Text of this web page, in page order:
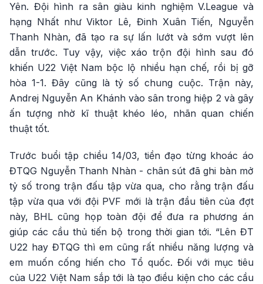
Yên. Đội hình ra sân giàu kinh nghiệm V.League và
hạng Nhất như Viktor Lê, Đinh Xuân Tiến, Nguyễn
Thanh Nhàn, đã tạo ra sự lấn lướt và sớm vượt lên
dẫn trước. Tuy vậy, việc xáo trộn đội hình sau đó
khiến U22 Việt Nam bộc lộ nhiều hạn chế, rồi bị gỡ
hòa 1-1. Đây cũng là tỷ số chung cuộc. Trận này,
Andrej Nguyễn An Khánh vào sân trong hiệp 2 và gây
ấn tượng nhờ kĩ thuật khéo léo, nhãn quan chiến
thuật tốt.
Trước buổi tập chiều 14/03, tiền đạo từng khoác áo
ĐTQG Nguyễn Thanh Nhàn - chân sút đã ghi bàn mở
tỷ số trong trận đấu tập vừa qua, cho rằng trận đấu
tập vừa qua với đội PVF mới là trận đầu tiên của đợt
này, BHL cũng họp toàn đội để đưa ra phương án
giúp các cầu thủ tiến bộ trong thời gian tới. “Lên ĐT
U22 hay ĐTQG thì em cũng rất nhiều năng lượng và
em muốn cống hiến cho Tổ quốc. Đối với mục tiêu
của U22 Việt Nam sắp tới là tạo điều kiện cho các cầu